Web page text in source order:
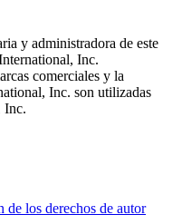
y administradora de este
Inc.
comerciales y la
Inc. son utilizadas
Inc.
los derechos de autor